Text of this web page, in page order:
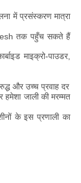
में प्रसंस्करण मात्रा
तक पहुँच सकते हैं
माइक्रो-पाउडर,
और उच्च प्रवाह दर
जाली की मरम्मत
के इस प्रणाली का